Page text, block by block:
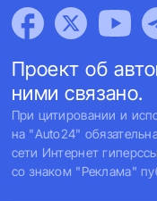
Проект об
ними связано.
При цитировании и
на "Auto24"
сети Интернет
со знаком "Реклама"